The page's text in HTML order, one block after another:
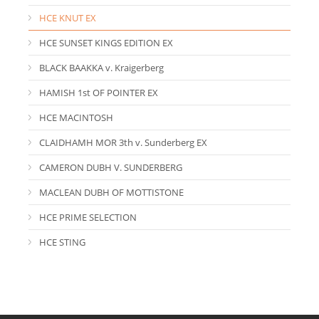
HCE KNUT EX
HCE SUNSET KINGS EDITION EX
BLACK BAAKKA v. Kraigerberg
HAMISH 1st OF POINTER EX
HCE MACINTOSH
CLAIDHAMH MOR 3th v. Sunderberg EX
CAMERON DUBH V. SUNDERBERG
MACLEAN DUBH OF MOTTISTONE
HCE PRIME SELECTION
HCE STING